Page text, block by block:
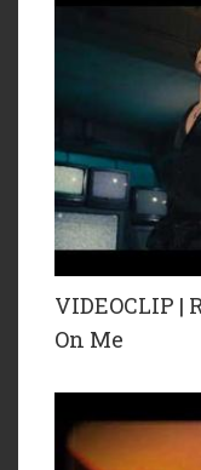
VIDEOCLIP |
On Me